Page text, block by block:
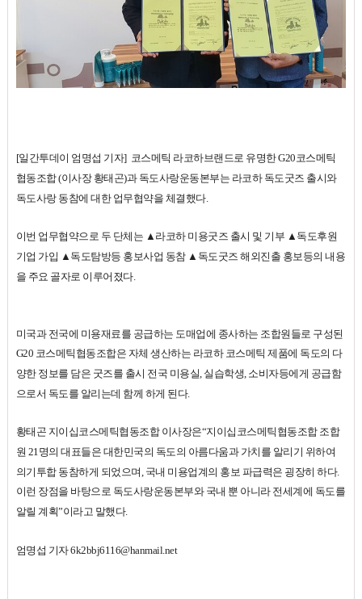
[일간투데이 엄명섭 기자] 코스메틱 라코하브랜드로 유명한 G20코스메틱
협동조합 (이사장 황태곤)과 독도사랑운동본부는 라코하 독도굿즈 출시와
독도사랑 동참에 대한 업무협약을 체결했다.
이번 업무협약으로 두 단체는 ▲라코하 미용굿즈 출시 및 기부 ▲독도후원
기업 가입 ▲독도탐방등 홍보사업 동참 ▲독도굿즈 해외진출 홍보등의 내용
을 주요 골자로 이루어졌다.
미국과 전국에 미용재료를 공급하는 도매업에 종사하는 조합원들로 구성된
G20 코스메틱협동조합은 자체 생산하는 라코하 코스메틱 제품에 독도의 다
양한 정보를 담은 굿즈를 출시 전국 미용실, 실습학생, 소비자등에게 공급함
으로서 독도를 알리는데 함께 하게 된다.
황태곤 지이십코스메틱협동조합 이사장은“지이십코스메틱협동조합 조합
원 21명의 대표들은 대한민국의 독도의 아름다움과 가치를 알리기 위하여
의기투합 동참하게 되었으며, 국내 미용업계의 홍보 파급력은 굉장히 하다.
이런 장점을 바탕으로 독도사랑운동본부와 국내 뿐 아니라 전세계에 독도를
알릴 계획”이라고 말했다.
엄명섭 기자 6k2bbj6116@hanmail.net